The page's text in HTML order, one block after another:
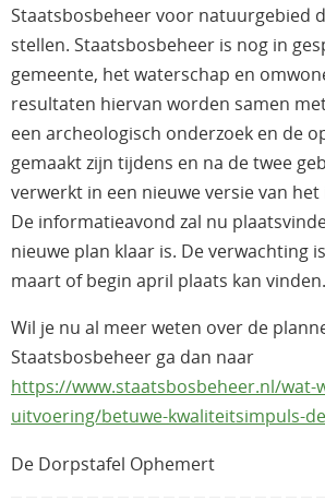
Staatsbosbeheer voor natuurgebied
stellen. Staatsbosbeheer is nog in
gemeente, het waterschap en
resultaten hiervan worden samen
een archeologisch onderzoek en de
gemaakt zijn tijdens en na de twee
verwerkt in een nieuwe versie van
De informatieavond zal nu
nieuwe plan klaar is. De verwachting
maart of begin april plaats kan vinden.
Wil je nu al meer weten over de
Staatsbosbeheer ga dan naar
https://www.staatsbosbeheer.nl/wat-
uitvoering/betuwe-kwaliteitsimpuls-
De Dorpstafel Ophemert